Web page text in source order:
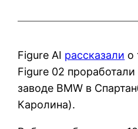
Figure AI рассказали о
Figure 02 проработали
заводе BMW в
Каролина).